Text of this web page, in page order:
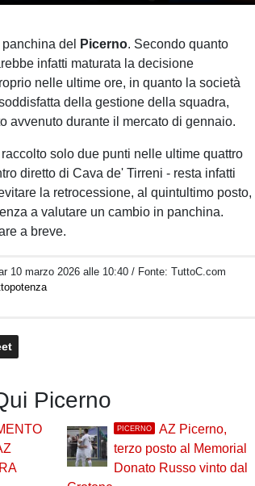
del Picerno. Secondo quanto
infatti maturata la decisione
nelle ultime ore, in quanto la società
della gestione della squadra,
avvenuto durante il mercato di gennaio.
solo due punti nelle ultime quattro
diretto di Cava de' Tirreni - resta infatti
la retrocessione, al quintultimo posto,
a valutare un cambio in panchina.
a breve.
10 marzo 2026 alle 10:40 / Fonte: TuttoC.com
Picerno
PICERNO
AZ Picerno,
terzo posto al Memorial
Donato Russo vinto dal